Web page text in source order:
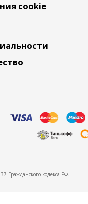
cookie
Гражданского кодекса РФ.